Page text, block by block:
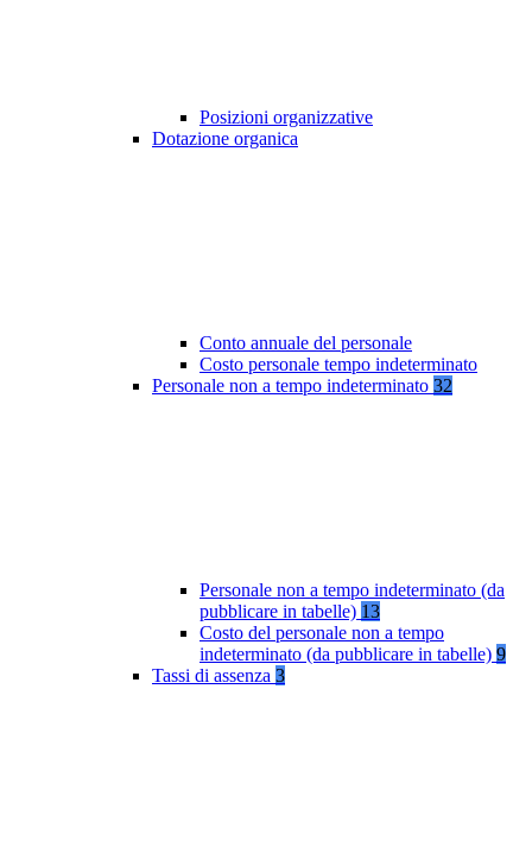
Posizioni organizzative
Dotazione organica
Conto annuale del personale
Costo personale tempo indeterminato
Personale non a tempo indeterminato 32
Personale non a tempo indeterminato (da
pubblicare in tabelle) 13
Costo del personale non a tempo
indeterminato (da pubblicare in tabelle) 9
Tassi di assenza 3